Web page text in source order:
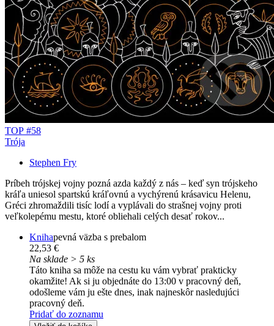
TOP #58
Trója
Stephen Fry
Príbeh trójskej vojny pozná azda každý z nás – keď syn trójskeho
kráľa uniesol spartskú kráľovnú a vychýrenú krásavicu Helenu,
Gréci zhromaždili tisíc lodí a vyplávali do strašnej vojny proti
veľkolepému mestu, ktoré obliehali celých desať rokov...
Knihapevná väzba s prebalom
22,53 €
Na sklade > 5 ks
Táto kniha sa môže na cestu ku vám vybrať prakticky
okamžite! Ak si ju objednáte do 13:00 v pracovný deň,
odošleme vám ju ešte dnes, inak najneskôr nasledujúci
pracovný deň.
Pridať do zoznamu